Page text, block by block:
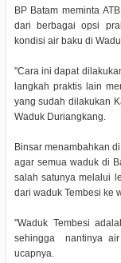
BP Batam meminta
dari berbagai opsi
kondisi air baku di
"Cara ini dapat
langkah praktis lain
yang sudah dilakukan
Waduk Duriangkang.
Binsar menambahkan
agar semua waduk di
salah satunya melalui
dari waduk Tembesi ke
"Waduk Tembesi
sehingga nantinya air
ucapnya.